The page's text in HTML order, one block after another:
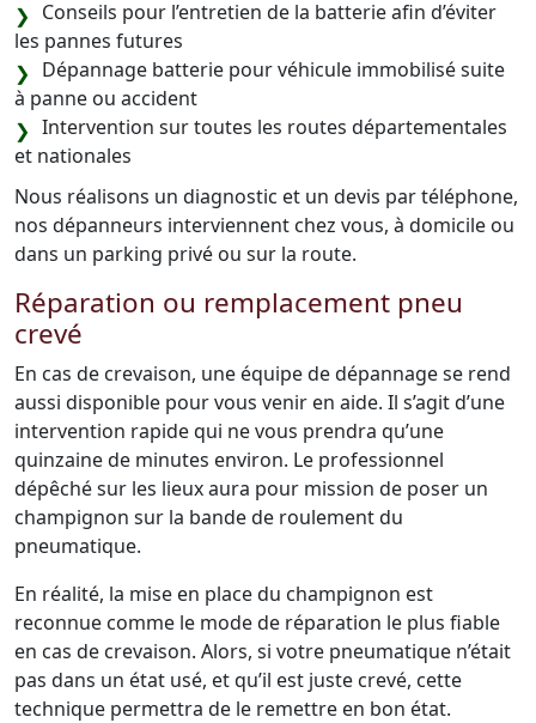
Conseils pour l’entretien de la batterie afin d’éviter
les pannes futures
Dépannage batterie pour véhicule immobilisé suite
à panne ou accident
Intervention sur toutes les routes départementales
et nationales
Nous réalisons un diagnostic et un devis par téléphone,
nos dépanneurs interviennent chez vous, à domicile ou
dans un parking privé ou sur la route.
Réparation ou remplacement pneu
crevé
En cas de crevaison, une équipe de dépannage se rend
aussi disponible pour vous venir en aide. Il s’agit d’une
intervention rapide qui ne vous prendra qu’une
quinzaine de minutes environ. Le professionnel
dépêché sur les lieux aura pour mission de poser un
champignon sur la bande de roulement du
pneumatique.
En réalité, la mise en place du champignon est
reconnue comme le mode de réparation le plus fiable
en cas de crevaison. Alors, si votre pneumatique n’était
pas dans un état usé, et qu’il est juste crevé, cette
technique permettra de le remettre en bon état.